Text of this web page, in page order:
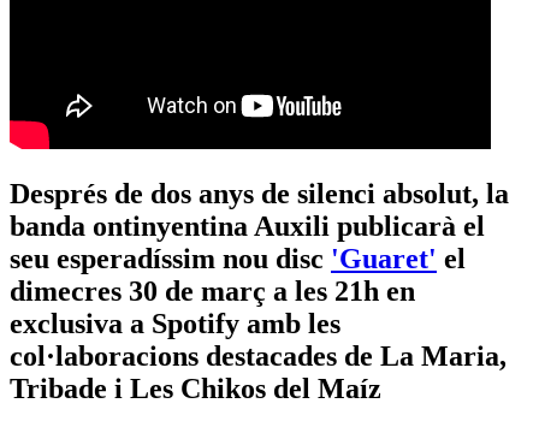
Després de dos anys de silenci absolut, la
banda ontinyentina Auxili publicarà el
seu esperadíssim nou disc 'Guaret' el
dimecres 30 de març a les 21h en
exclusiva a Spotify amb les
col·laboracions destacades de La Maria,
Tribade i Les Chikos del Maíz